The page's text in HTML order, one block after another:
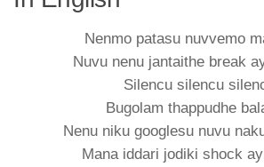
Nenmo patasu nuvvemo
Nuvu nenu jantaithe break
Silencu silencu
Bugolam thappudhe
Nenu niku googlesu nuvu
Mana iddari jodiki shock